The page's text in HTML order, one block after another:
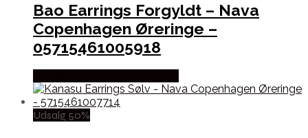
Bao Earrings Forgyldt – Nava
Copenhagen Øreringe –
05715461005918
Udsalg 50%